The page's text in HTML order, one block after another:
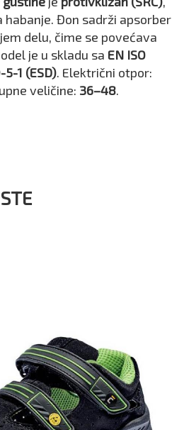
Đon sadrži apsorber
delu, čime se povećava
je u skladu sa EN ISO
5-1 (ESD). Električni otpor:
veličine: 36–48.